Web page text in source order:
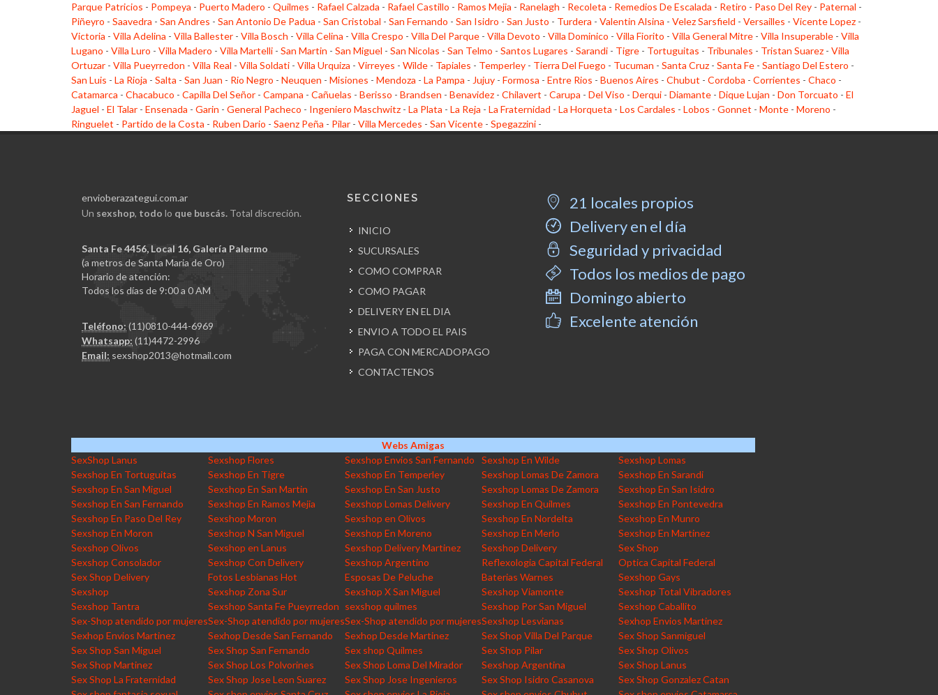
Parque Patricios - Pompeya - Puerto Madero - Quilmes - Rafael Calzada - Rafael Castillo - Ramos Mejia - Ranelagh - Recoleta - Remedios De Escalada - Retiro - Paso Del Rey - Paternal -
Piñeyro - Saavedra - San Andres - San Antonio De Padua - San Cristobal - San Fernando - San Isidro - San Justo - Turdera - Valentin Alsina - Velez Sarsfield - Versailles - Vicente Lopez -
Victoria - Villa Adelina - Villa Ballester - Villa Bosch - Villa Celina - Villa Crespo - Villa Del Parque - Villa Devoto - Villa Dominico - Villa Fiorito - Villa General Mitre - Villa Insuperable - Villa
Lugano - Villa Luro - Villa Madero - Villa Martelli - San Martin - San Miguel - San Nicolas - San Telmo - Santos Lugares - Sarandi - Tigre - Tortuguitas - Tribunales - Tristan Suarez - Villa
Ortuzar - Villa Pueyrredon - Villa Real - Villa Soldati - Villa Urquiza - Virreyes - Wilde - Tapiales - Temperley - Tierra Del Fuego - Tucuman - Santa Cruz - Santa Fe - Santiago Del Estero -
San Luis - La Rioja - Salta - San Juan - Rio Negro - Neuquen - Misiones - Mendoza - La Pampa - Jujuy - Formosa - Entre Rios - Buenos Aires - Chubut - Cordoba - Corrientes - Chaco -
Catamarca - Chacabuco - Capilla Del Señor - Campana - Cañuelas - Berisso - Brandsen - Benavidez - Chilavert - Carupa - Del Viso - Derqui - Diamante - Dique Lujan - Don Torcuato - El
Jaguel - El Talar - Ensenada - Garin - General Pacheco - Ingeniero Maschwitz - La Plata - La Reja - La Fraternidad - La Horqueta - Los Cardales - Lobos - Gonnet - Monte - Moreno -
Ringuelet - Partido de la Costa - Ruben Dario - Saenz Peña - Pilar - Villa Mercedes - San Vicente - Spegazzini -
envioberazategui.com.ar
Un sexshop, todo lo que buscás. Total discreción.
Santa Fe 4456, Local 16, Galería Palermo
(a metros de Santa Maria de Oro)
Horario de atención:
Todos los días de 9:00 a 0 AM
Teléfono: (11)0810-444-6969
Whatsapp: (11)4472-2996
Email: sexshop2013@hotmail.com
SECCIONES
INICIO
SUCURSALES
COMO COMPRAR
COMO PAGAR
DELIVERY EN EL DIA
ENVIO A TODO EL PAIS
PAGA CON MERCADOPAGO
CONTACTENOS
21 locales propios
Delivery en el día
Seguridad y privacidad
Todos los medios de pago
Domingo abierto
Excelente atención
Webs Amigas
SexShop Lanus
Sexshop Flores Sexshop Envios San Fernando Sexshop En Wilde
Sexshop Lomas
Sexshop En Tortuguitas
Sexshop En Tigre Sexshop En Temperley Sexshop Lomas De Zamora
Sexshop En Sarandi
Sexshop En San Miguel
Sexshop En San Martin Sexshop En San Justo Sexshop Lomas De Zamora
Sexshop En San Isidro
Sexshop En San Fernando
Sexshop En Ramos Mejia Sexshop Lomas Delivery Sexshop En Quilmes
Sexshop En Pontevedra
Sexshop En Paso Del Rey
Sexshop Moron Sexshop en Olivos Sexshop En Nordelta
Sexshop En Munro
Sexshop En Moron
Sexshop N San Miguel Sexshop En Moreno Sexshop En Merlo
Sexshop En Martinez
Sexshop Olivos
Sexshop en Lanus Sexshop Delivery Martinez Sexshop Delivery
Sex Shop
Sexshop Consolador
Sexshop Con Delivery Sexshop Argentino Reflexologia Capital Federal
Optica Capital Federal
Sex Shop Delivery
Fotos Lesbianas Hot Esposas De Peluche Baterias Warnes
Sexshop Gays
Sexshop
Sexshop Zona Sur Sexshop X San Miguel Sexshop Viamonte
Sexshop Total Vibradores
Sexshop Tantra
Sexshop Santa Fe Pueyrredon sexshop quilmes Sexshop Por San Miguel
Sexshop Caballito
Sex-Shop atendido por mujeresSex-Shop atendido por mujeresSex-Shop atendido por mujeresSexshop Lesvianas
Sexhop Envios Martinez
Sexhop Envios Martinez
Sexhop Desde San Fernando Sexhop Desde Martinez Sex Shop Villa Del Parque
Sex Shop Sanmiguel
Sex Shop San Miguel
Sex Shop San Fernando Sex shop Quilmes Sex Shop Pilar
Sex Shop Olivos
Sex Shop Martinez
Sex Shop Los Polvorines Sex Shop Loma Del Mirador Sexshop Argentina
Sex Shop Lanus
Sex Shop La Fraternidad
Sex Shop Jose Leon Suarez Sex Shop Jose Ingenieros Sex Shop Isidro Casanova
Sex Shop Gonzalez Catan